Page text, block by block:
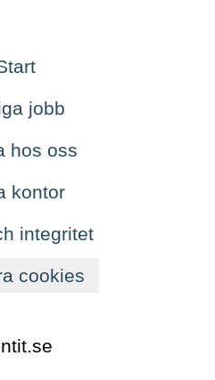
jobb
hos oss
kontor
integritet
cookies